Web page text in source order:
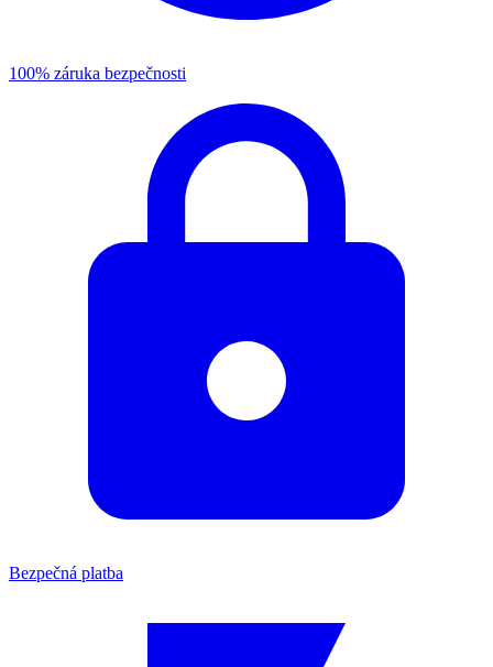
100% záruka bezpečnosti
Bezpečná platba